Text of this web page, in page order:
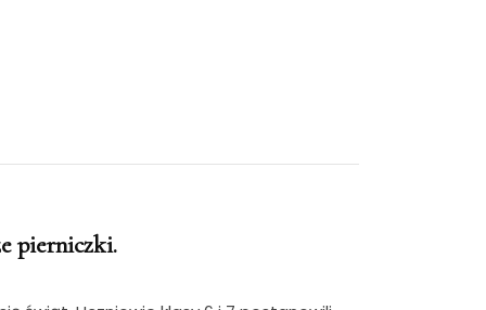
pierniczki.